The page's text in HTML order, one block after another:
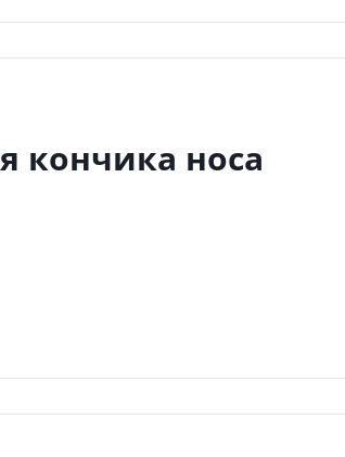
кончика носа